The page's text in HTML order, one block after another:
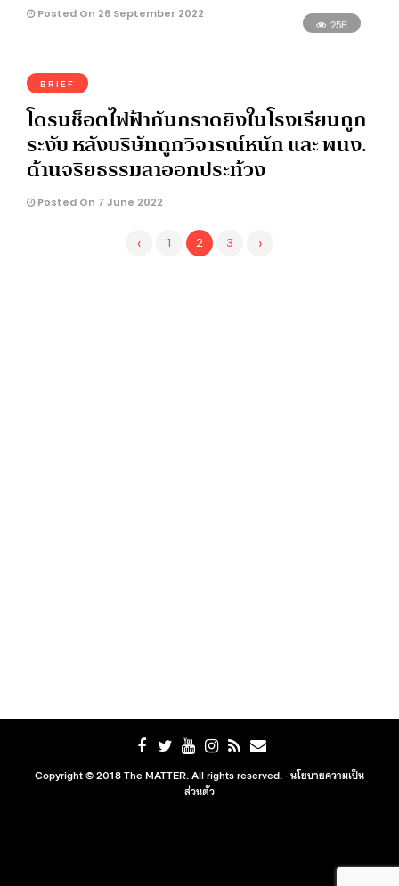
Posted On 26 September 2022
258
BRIEF
โดรนช็อตไฟฟ้ากันกราดยิงในโรงเรียนถูก
ระงับ หลังบริษัทถูกวิจารณ์หนัก และ พนง.
ด้านจริยธรรมลาออกประท้วง
Posted On 7 June 2022
‹ 1 2 3 ›
Copyright © 2018 The MATTER. All rights reserved. ·นโยบายความเป็น
ส่วนตัว